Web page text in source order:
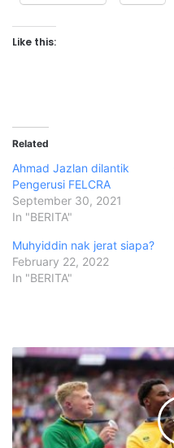
Like this:
Related
Ahmad Jazlan dilantik
Pengerusi FELCRA
September 30, 2021
In "BERITA"
Muhyiddin nak jerat siapa?
February 22, 2022
In "BERITA"
A
n
a
k
p
e